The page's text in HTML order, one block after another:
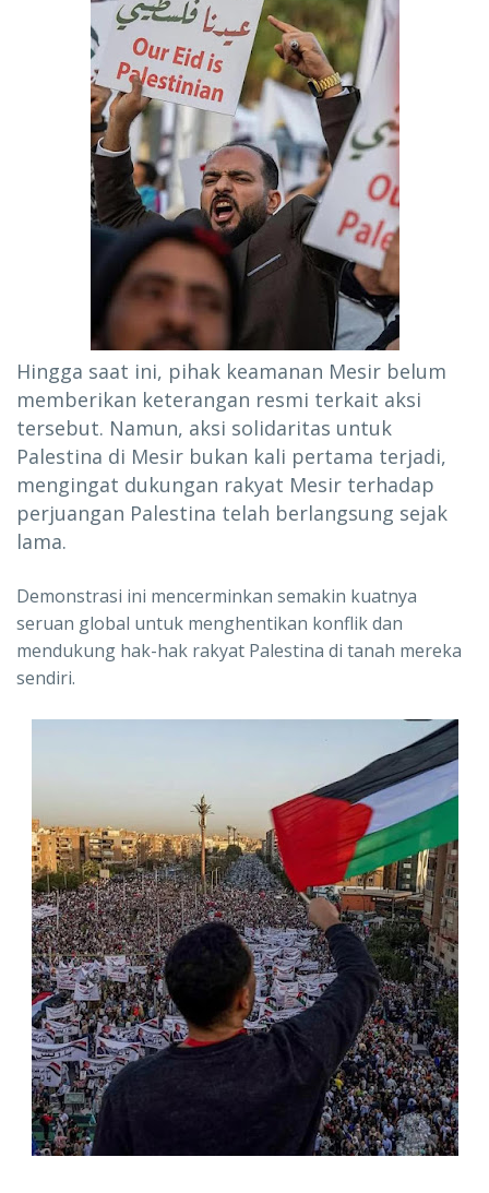
Hingga saat ini, pihak keamanan Mesir belum
memberikan keterangan resmi terkait aksi
tersebut. Namun, aksi solidaritas untuk
Palestina di Mesir bukan kali pertama terjadi,
mengingat dukungan rakyat Mesir terhadap
perjuangan Palestina telah berlangsung sejak
lama.
Demonstrasi ini mencerminkan semakin kuatnya
seruan global untuk menghentikan konflik dan
mendukung hak-hak rakyat Palestina di tanah mereka
sendiri.